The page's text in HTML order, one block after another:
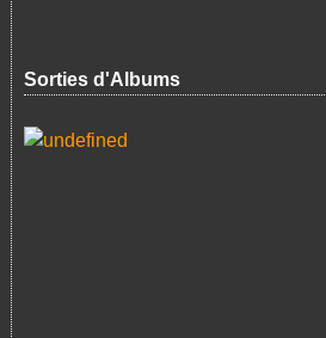
Sorties d'Albums